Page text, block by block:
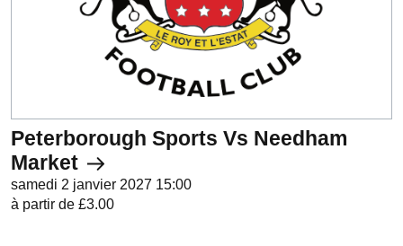
Peterborough Sports Vs Needham
Market
samedi 2 janvier 2027 15:00
à partir de £3.00